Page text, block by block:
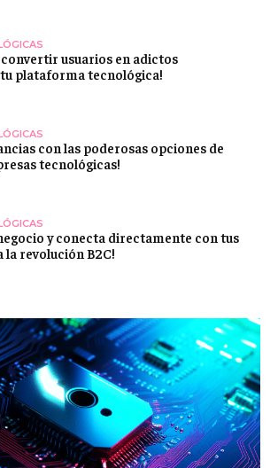
convertir usuarios en adictos
plataforma tecnológica!
con las poderosas opciones de
tecnológicas!
y conecta directamente con tus
la revolución B2C!